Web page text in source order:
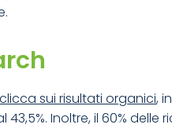
sui risultati organici,
Inoltre, il 60%